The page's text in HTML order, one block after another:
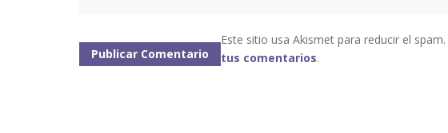
Este sitio usa Akismet para reducir el spam.
tus comentarios.